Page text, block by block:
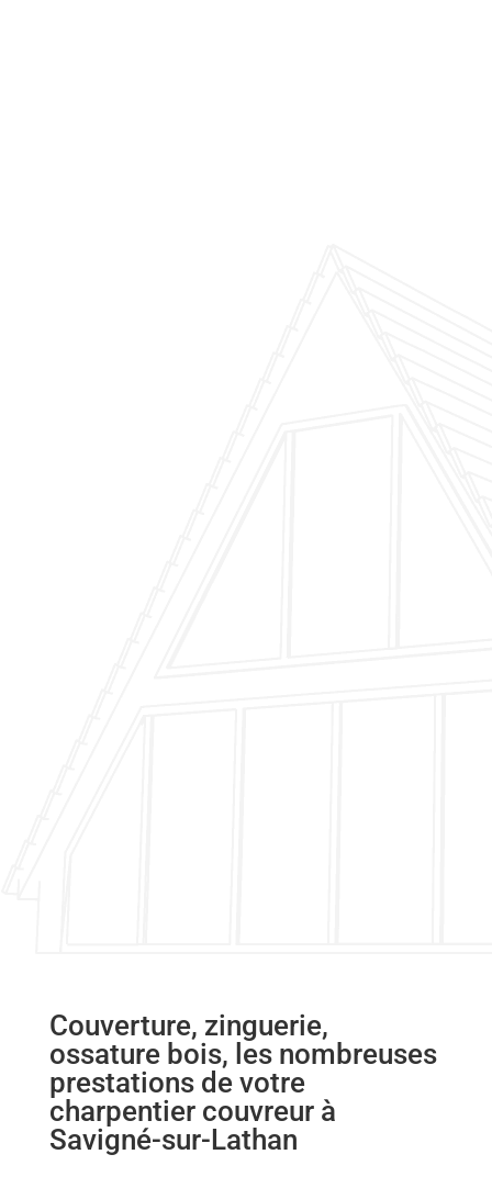
Couverture, zinguerie,
ossature bois, les nombreuses
prestations de votre
charpentier couvreur à
Savigné-sur-Lathan